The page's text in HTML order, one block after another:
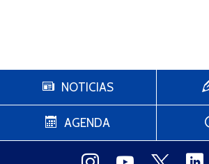
NOTICIAS
AGENDA